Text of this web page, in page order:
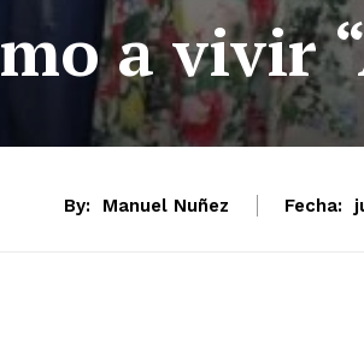
a vivir
By: Manuel Nuñez Fecha: